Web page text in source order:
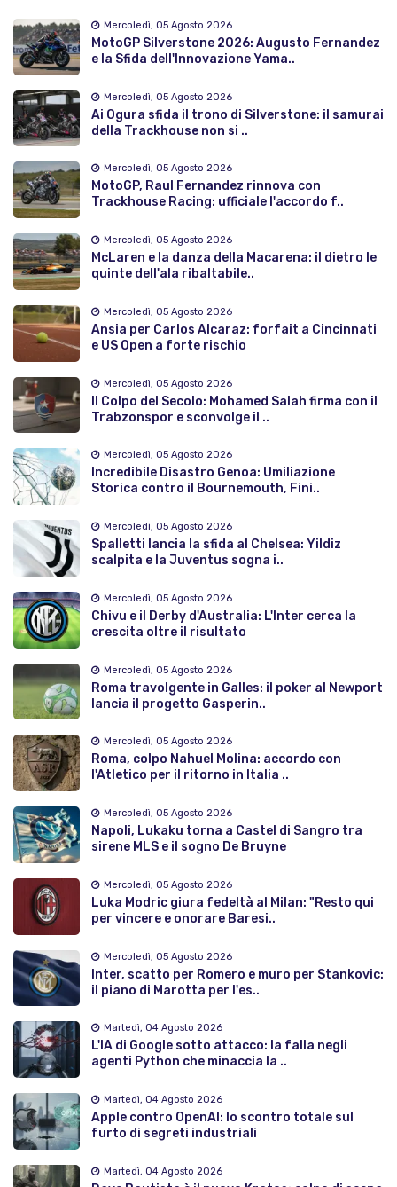
Mercoledì, 05 Agosto 2026
MotoGP Silverstone 2026: Augusto Fernandez
e la Sfida dell'Innovazione Yama..
Mercoledì, 05 Agosto 2026
Ai Ogura sfida il trono di Silverstone: il samurai
della Trackhouse non si ..
Mercoledì, 05 Agosto 2026
MotoGP, Raul Fernandez rinnova con
Trackhouse Racing: ufficiale l'accordo f..
Mercoledì, 05 Agosto 2026
McLaren e la danza della Macarena: il dietro le
quinte dell'ala ribaltabile..
Mercoledì, 05 Agosto 2026
Ansia per Carlos Alcaraz: forfait a Cincinnati
e US Open a forte rischio
Mercoledì, 05 Agosto 2026
Il Colpo del Secolo: Mohamed Salah firma con il
Trabzonspor e sconvolge il ..
Mercoledì, 05 Agosto 2026
Incredibile Disastro Genoa: Umiliazione
Storica contro il Bournemouth, Fini..
Mercoledì, 05 Agosto 2026
Spalletti lancia la sfida al Chelsea: Yildiz
scalpita e la Juventus sogna i..
Mercoledì, 05 Agosto 2026
Chivu e il Derby d'Australia: L'Inter cerca la
crescita oltre il risultato
Mercoledì, 05 Agosto 2026
Roma travolgente in Galles: il poker al Newport
lancia il progetto Gasperin..
Mercoledì, 05 Agosto 2026
Roma, colpo Nahuel Molina: accordo con
l'Atletico per il ritorno in Italia ..
Mercoledì, 05 Agosto 2026
Napoli, Lukaku torna a Castel di Sangro tra
sirene MLS e il sogno De Bruyne
Mercoledì, 05 Agosto 2026
Luka Modric giura fedeltà al Milan: "Resto qui
per vincere e onorare Baresi..
Mercoledì, 05 Agosto 2026
Inter, scatto per Romero e muro per Stankovic:
il piano di Marotta per l'es..
Martedì, 04 Agosto 2026
L'IA di Google sotto attacco: la falla negli
agenti Python che minaccia la ..
Martedì, 04 Agosto 2026
Apple contro OpenAI: lo scontro totale sul
furto di segreti industriali
Martedì, 04 Agosto 2026